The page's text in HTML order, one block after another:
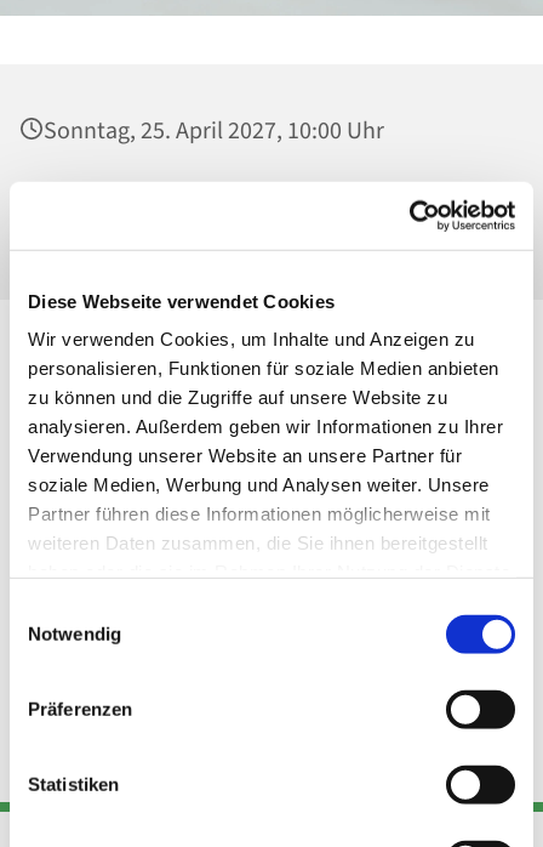
Diese Webseite verwendet Cookies
Wir verwenden Cookies, um Inhalte und Anzeigen zu
personalisieren, Funktionen für soziale Medien anbieten
zu können und die Zugriffe auf unsere Website zu
analysieren. Außerdem geben wir Informationen zu Ihrer
Verwendung unserer Website an unsere Partner für
soziale Medien, Werbung und Analysen weiter. Unsere
Partner führen diese Informationen möglicherweise mit
weiteren Daten zusammen, die Sie ihnen bereitgestellt
Notwendig
Präferenzen
Statistiken
Sonntag, 25. April 2027, 10:00 Uhr
St. Josef - Berlin-Weißensee, Pfarrkirche,